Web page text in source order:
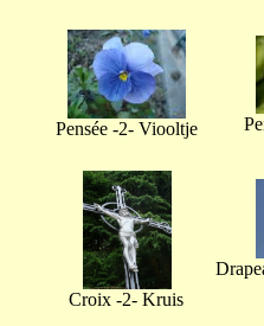
Pensée -2- Viooltje
Croix -2- Kruis